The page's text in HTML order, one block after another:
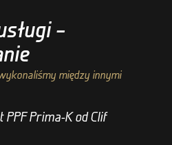
–
między innymi
Prima-K od Clif